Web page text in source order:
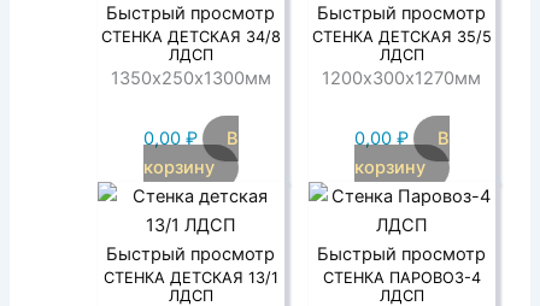
Быстрый просмотр
СТЕНКА ДЕТСКАЯ 34/8
ЛДСП
1350х250х1300мм
0,00 ₽
В
корзину
Быстрый просмотр
СТЕНКА ДЕТСКАЯ 35/5
ЛДСП
1200х300х1270мм
0,00 ₽
В
корзину
Быстрый просмотр
СТЕНКА ДЕТСКАЯ 13/1
ЛДСП
Быстрый просмотр
СТЕНКА ПАРОВОЗ-4
ЛДСП